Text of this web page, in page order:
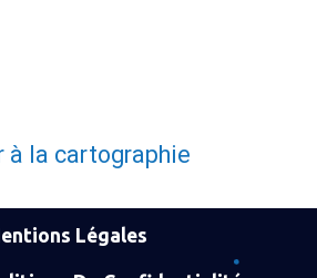
à la cartographie
Légales